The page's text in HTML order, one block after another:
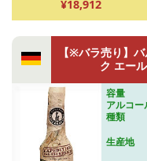
¥18,912
【※バラ売り】
ク エール
容量
アルコー
種類
生産地